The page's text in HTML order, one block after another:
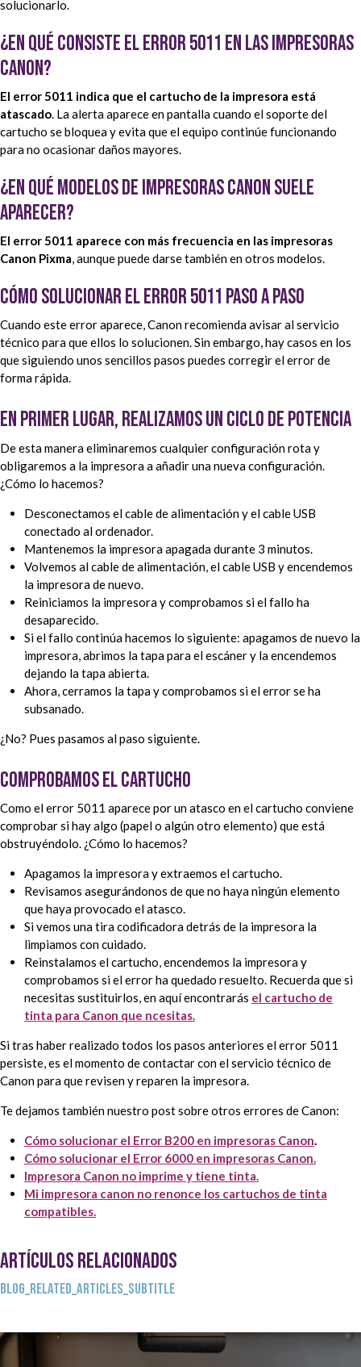
solucionarlo.
¿En qué consiste el error 5011 en las impresoras
Canon?
El error 5011 indica que el cartucho de la impresora está
atascado. La alerta aparece en pantalla cuando el soporte del
cartucho se bloquea y evita que el equipo continúe funcionando
para no ocasionar daños mayores.
¿En qué modelos de impresoras Canon suele
aparecer?
El error 5011 aparece con más frecuencia en las impresoras
Canon Pixma, aunque puede darse también en otros modelos.
Cómo solucionar el error 5011 paso a paso
Cuando este error aparece, Canon recomienda avisar al servicio
técnico para que ellos lo solucionen. Sin embargo, hay casos en los
que siguiendo unos sencillos pasos puedes corregir el error de
forma rápida.
En primer lugar, realizamos un ciclo de potencia
De esta manera eliminaremos cualquier configuración rota y
obligaremos a la impresora a añadir una nueva configuración.
¿Cómo lo hacemos?
Desconectamos el cable de alimentación y el cable USB
conectado al ordenador.
Mantenemos la impresora apagada durante 3 minutos.
Volvemos al cable de alimentación, el cable USB y encendemos
la impresora de nuevo.
Reiniciamos la impresora y comprobamos si el fallo ha
desaparecido.
Si el fallo continúa hacemos lo siguiente: apagamos de nuevo la
impresora, abrimos la tapa para el escáner y la encendemos
dejando la tapa abierta.
Ahora, cerramos la tapa y comprobamos si el error se ha
subsanado.
¿No? Pues pasamos al paso siguiente.
Comprobamos el cartucho
Como el error 5011 aparece por un atasco en el cartucho conviene
comprobar si hay algo (papel o algún otro elemento) que está
obstruyéndolo. ¿Cómo lo hacemos?
Apagamos la impresora y extraemos el cartucho.
Revisamos asegurándonos de que no haya ningún elemento
que haya provocado el atasco.
Si vemos una tira codificadora detrás de la impresora la
limpiamos con cuidado.
Reinstalamos el cartucho, encendemos la impresora y
comprobamos si el error ha quedado resuelto. Recuerda que si
necesitas sustituirlos, en aquí encontrarás el cartucho de
tinta para Canon que ncesitas.
Si tras haber realizado todos los pasos anteriores el error 5011
persiste, es el momento de contactar con el servicio técnico de
Canon para que revisen y reparen la impresora.
Te dejamos también nuestro post sobre otros errores de Canon:
Cómo solucionar el Error B200 en impresoras Canon.
Cómo solucionar el Error 6000 en impresoras Canon.
Impresora Canon no imprime y tiene tinta.
Mi impresora canon no renonce los cartuchos de tinta
compatibles.
ARTÍCULOS RELACIONADOS
BLOG_RELATED_ARTICLES_SUBTITLE